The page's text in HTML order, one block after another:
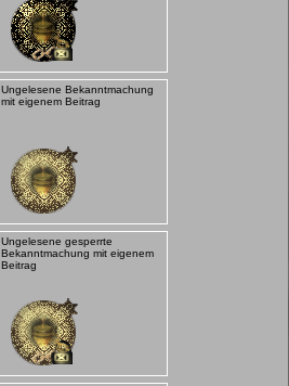
Ungelesene Bekanntmachung
mit eigenem Beitrag
Ungelesene gesperrte
Bekanntmachung mit eigenem
Beitrag